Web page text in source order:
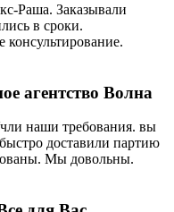
Раша. Заказывали
в сроки.
агентство Волна
наши требования. вы
доставили партию
Мы довольны.